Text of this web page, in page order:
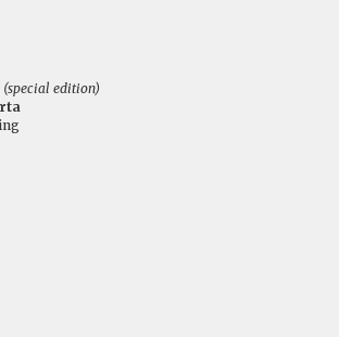
(special edition)